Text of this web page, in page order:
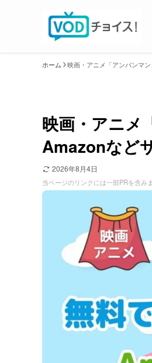
ホーム 映画・アニメ「アンパンマ
映画・アニメ
Amazonなど
2026年8月4日
当ページのリンクには一部PRを含みま